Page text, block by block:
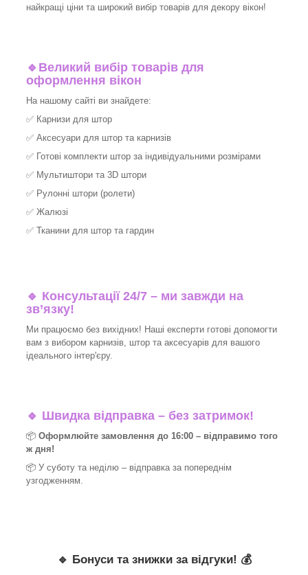
найкращі ціни та широкий вибір товарів для декору вікон!​
🔹 Великий вибір товарів для
оформлення вікон
На нашому сайті ви знайдете:
✅ Карнизи для штор
✅ Аксесуари для штор та карнизів
✅ Готові комплекти штор за індивідуальними розмірами
✅ Мультиштори та 3D штори
✅ Рулонні штори (ролети)
✅ Жалюзі
✅ Тканини для штор та гардин
🔹 Консультації 24/7 – ми завжди на
зв’язку!
Ми працюємо без вихідних! Наші експерти готові допомогти
вам з вибором карнизів, штор та аксесуарів для вашого
ідеального інтер'єру.​
🔹 Швидка відправка – без затримок!
📦 Оформлюйте замовлення до 16:00 – відправимо того
ж дня!
📦 У суботу та неділю – відправка за попереднім
узгодженням.
🔹 Бонуси та знижки за відгуки! 💰